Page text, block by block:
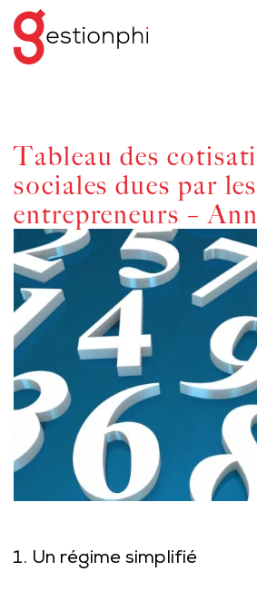
Tableau des
sociales dues par
entrepreneurs –
Un régime simplifié